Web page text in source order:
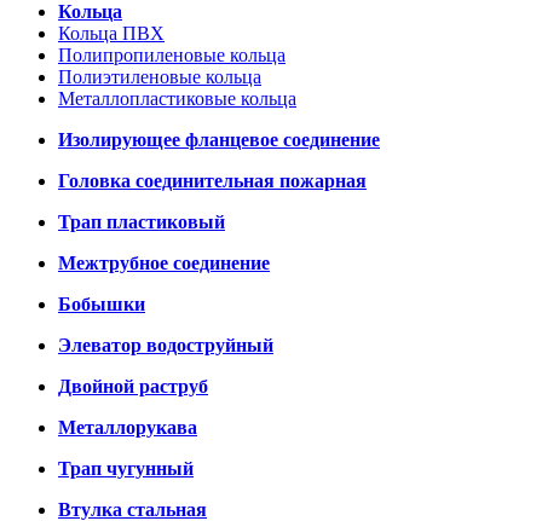
Кольца
Кольца ПВХ
Полипропиленовые кольца
Полиэтиленовые кольца
Металлопластиковые кольца
Изолирующее фланцевое соединение
Головка соединительная пожарная
Трап пластиковый
Межтрубное соединение
Бобышки
Элеватор водоструйный
Двойной раструб
Металлорукава
Трап чугунный
Втулка стальная